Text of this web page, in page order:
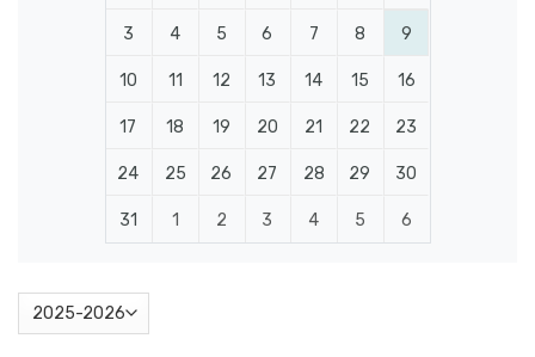
3 4 5 6 7 8 9
10 11 12 13 14 15 16
17 18 19 20 21 22 23
24 25 26 27 28 29 30
31 1 2 3 4 5 6